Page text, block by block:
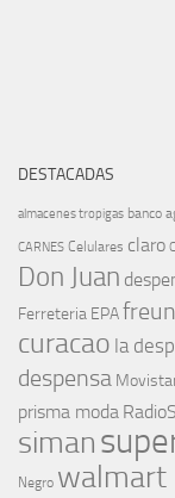
DESTACADAS
almacenes tropigas banco
CARNES Celulares claro
Don Juan
Ferreteria EPA
curacao la
despensa
prisma moda
siman
Negro walmart